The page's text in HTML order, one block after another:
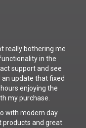
really bothering me
in the
support and see
an update that fixed
enjoying the
my purchase.
with modern day
products and great